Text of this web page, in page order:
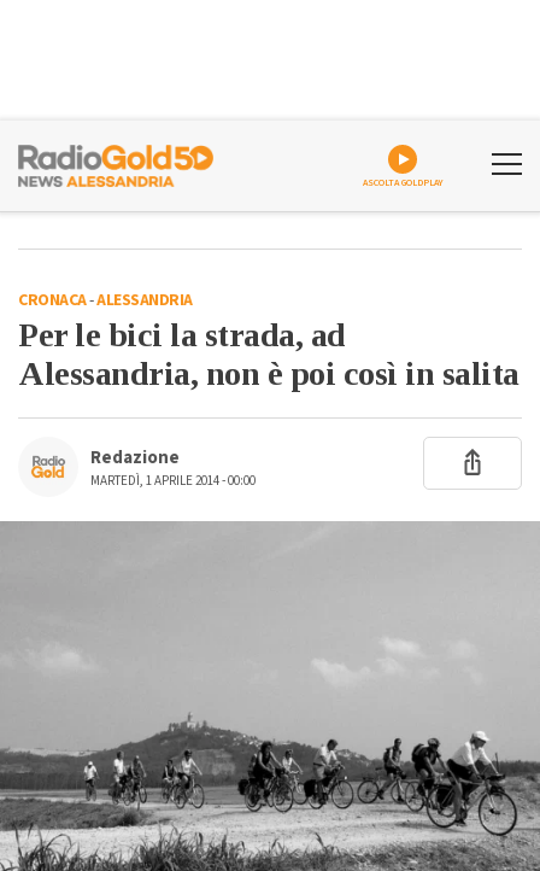
ASCOLTA GOLDPLAY
CRONACA-ALESSANDRIA
Per le bici la strada, ad
Alessandria, non è poi così in salita
Redazione
MARTEDÌ, 1 APRILE 2014 - 00:00